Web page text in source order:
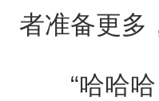
者准备更多
“哈哈哈